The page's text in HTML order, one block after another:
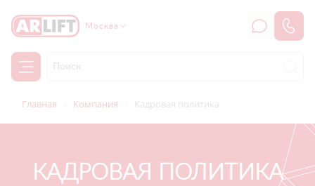
Москва
Главная Компания Кадровая политика
КАДРОВАЯ ПОЛИТИКА